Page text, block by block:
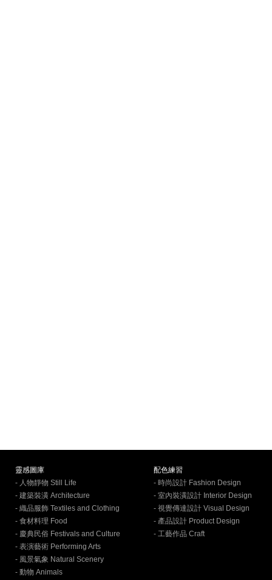
靈感圖庫
- 人物靜物 Still Life
- 建築裝潢 Architecture
- 織品服飾 Textiles and Clothing
- 食材料理 Food
- 慶典民俗 Festivals and Culture
- 表演藝術 Performing Arts
- 風景氣象 Natural Scenery
- 動物 Animals
配色練習
- 時尚設計 Fashion Design
- 室內裝潢設計 Interior Design
- 視覺傳達設計 Visual Design
- 產品設計 Product Design
- 工藝作品 Craft